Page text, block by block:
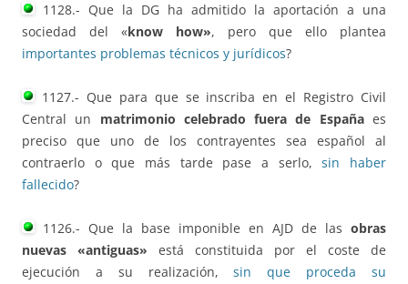
1128.- Que la DG ha admitido la aportación a una
sociedad del «know how», pero que ello plantea
importantes problemas técnicos y jurídicos?
1127.- Que para que se inscriba en el Registro Civil
Central un matrimonio celebrado fuera de Españaes
preciso que uno de los contrayentes sea español al
contraerlo o que más tarde pase a serlo,sin haber
fallecido?
1126.- Que la base imponible en AJD de las obras
nuevas «antiguas» está constituida por el coste de
ejecución a su realización,sin que proceda su